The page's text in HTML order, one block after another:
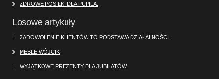
ZDROWE POSIŁKI DLA PUPILA.
Losowe artykuły
ZADOWOLENIE KLIENTÓW TO PODSTAWA DZIAŁALNOŚCI
MEBLE WÓJCIK
WYJĄTKOWE PREZENTY DLA JUBILATÓW